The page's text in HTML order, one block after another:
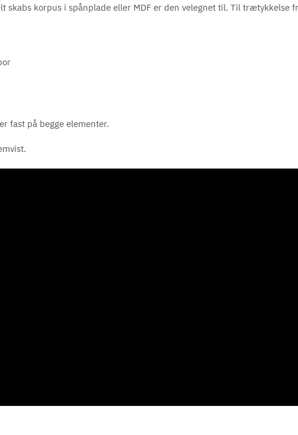
skabs korpus i spånplade eller MDF er den velegnet til. Til trætykkelse
fast på begge elementer.